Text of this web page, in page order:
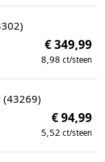
€ 349,99
8,98 ct/steen
(43269)
€ 94,99
5,52 ct/steen